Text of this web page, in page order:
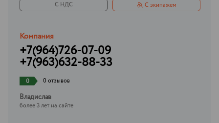
С НДС С экипажем
Компания
+7(964)726-07-09
+7(963)632-88-33
0 0 отзывов
Владислав
более 3 лет на сайте